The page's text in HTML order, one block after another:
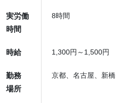
実労働
時間
8時間
時給 1,300円～1,500円
勤務
場所
京都、名古屋、新橋